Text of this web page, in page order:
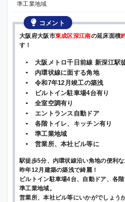
準工業地域
コメント
大阪府大阪市東成区深江南の延床面積
す！
▪ 大阪メトロ千日前線 新深江駅
▪ 内環状線に面する角地
▪ 令和7年12月竣工の築浅
▪ ビルトイン駐車場4台有り
▪ 全室空調有り
▪ エントランス自動ドア
▪ 各階トイレ、キッチン有り
▪ 準工業地域
▪ 営業所、本社ビル等に
駅徒歩5分、内環状線沿い角地の便利な
昨年12月建築の築浅で綺麗！
ビルトイン駐車場4台、自動ドア、各階
準工業地域。
営業所、本社ビル等にいかがでしょうか